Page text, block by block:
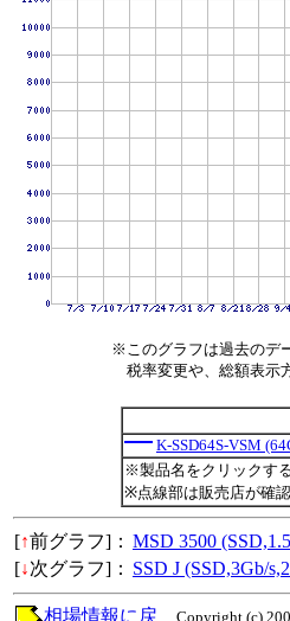
※このグラフは過去のデ
税率変更や、総額表示
K-SSD64S-VSM
※製品名をクリックす
※点線部は販売店が確
[↑前グラフ]： MSD 3500
[↓次グラフ]： SSD J (SSD,3Gb/
Copyright (c)
相場情報に戻